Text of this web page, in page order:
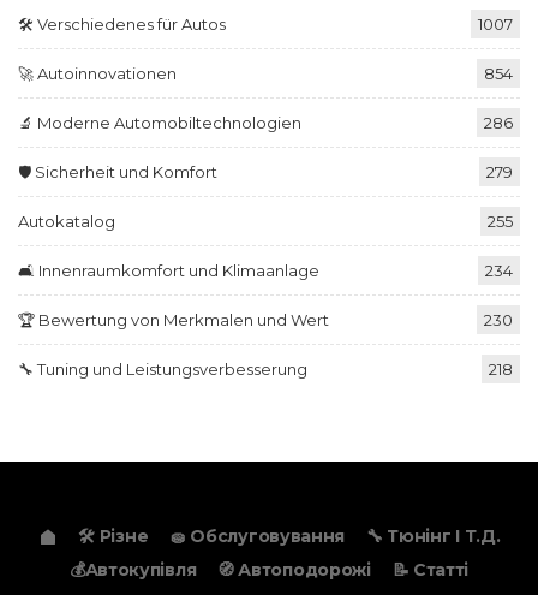
🛠️ Verschiedenes für Autos 1007
🚀 Autoinnovationen 854
🔬 Moderne Automobiltechnologien 286
🛡️ Sicherheit und Komfort 279
Autokatalog 255
🛋️ Innenraumkomfort und Klimaanlage 234
🏆 Bewertung von Merkmalen und Wert 230
🔧 Tuning und Leistungsverbesserung 218
🛠️ Різне 🧽 Обслуговування
🔧 Тюнінг І Т.д.
💰Автокупівля
🧭 Автоподорожі 📝 Статті